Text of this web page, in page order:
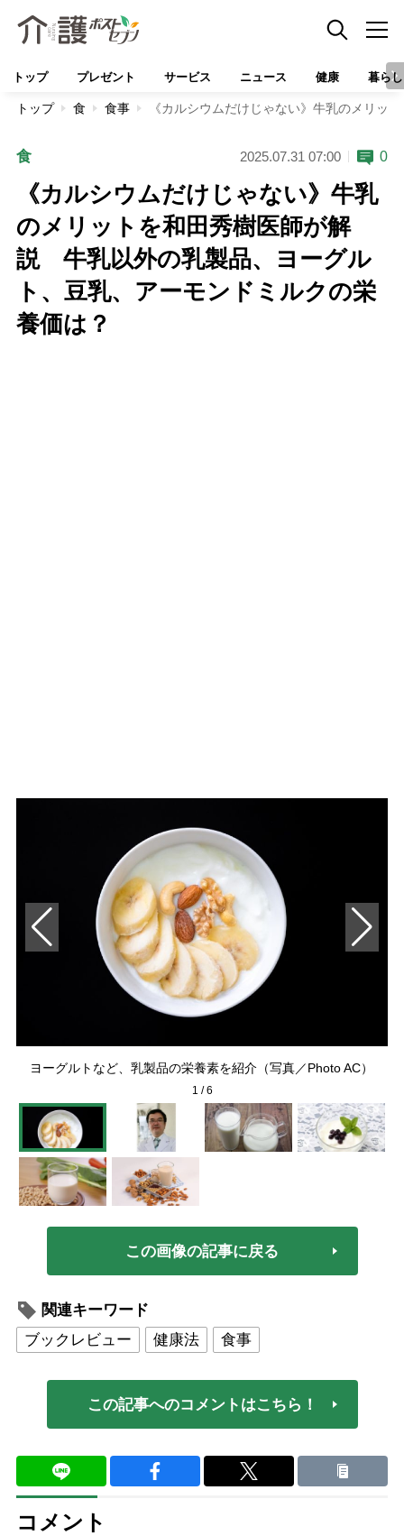
トップ プレゼント サービス ニュース 健康 暮らし
トップ 食 食事 《カルシウムだけじゃない》牛乳のメリ
食 2025.07.31 07:00 0
《カルシウムだけじゃない》牛乳
のメリットを和田秀樹医師が解
説 牛乳以外の乳製品、ヨーグル
ト、豆乳、アーモンドミルクの栄
養価は？
ヨーグルトなど、乳製品の栄養素を紹介（写真／Photo AC）
1 /6
この画像の記事に戻る
関連キーワード
ブックレビュー
健康法 食事
この記事へのコメントはこちら！
コメント